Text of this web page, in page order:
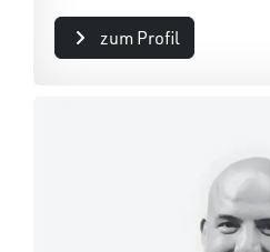
zum Profil